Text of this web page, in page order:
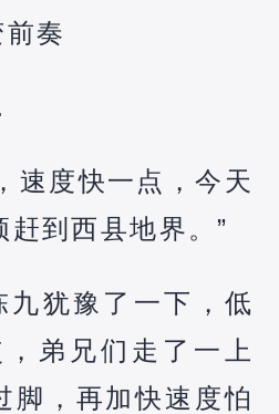
奏
速度快一点，今天
到西县地界。”
九犹豫了一下，低
弟兄们走了一上
脚，再加快速度怕